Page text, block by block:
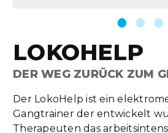
LOKOHELP
DER WEG ZURÜCK ZUM
Der LokoHelp ist ein
Gangtrainer der entwickelt
Therapeuten das